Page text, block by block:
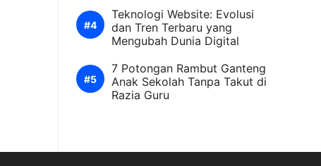
Teknologi Website: Evolusi
dan Tren Terbaru yang
Mengubah Dunia Digital
7 Potongan Rambut Ganteng
Anak Sekolah Tanpa Takut di
Razia Guru